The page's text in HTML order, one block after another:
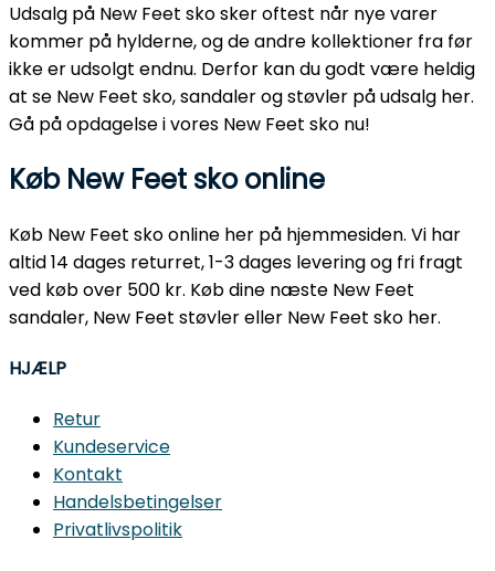
Udsalg på New Feet sko sker oftest når nye varer
kommer på hylderne, og de andre kollektioner fra før
ikke er udsolgt endnu. Derfor kan du godt være heldig
at se New Feet sko, sandaler og støvler på udsalg her.
Gå på opdagelse i vores New Feet sko nu!
Køb New Feet sko online
Køb New Feet sko online her på hjemmesiden. Vi har
altid 14 dages returret, 1-3 dages levering og fri fragt
ved køb over 500 kr. Køb dine næste New Feet
sandaler, New Feet støvler eller New Feet sko her.
HJÆLP
Retur
Kundeservice
Kontakt
Handelsbetingelser
Privatlivspolitik